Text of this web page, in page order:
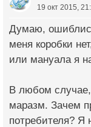
19 окт 2015,
Думаю,
меня коробки
или мануала я
В любом
маразм. Зачем
потребителя? Я